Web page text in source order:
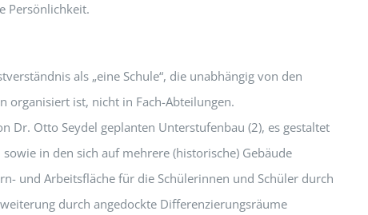
Persönlichkeit.
als „eine Schule“, die unabhängig von den
organisiert ist, nicht in Fach-Abteilungen.
Dr. Otto Seydel geplanten Unterstufenbau (2), es gestaltet
in den sich auf mehrere (historische) Gebäude
und Arbeitsfläche für die Schülerinnen und Schüler durch
durch angedockte Differenzierungsräume